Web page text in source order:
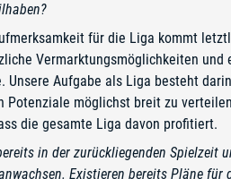
für die Liga kommt
Vermarktungsmöglichkeiten und
Aufgabe als Liga besteht
möglichst breit zu
die gesamte Liga davon profitiert.
in der zurückliegenden Spielzeit
Existieren bereits Pläne für